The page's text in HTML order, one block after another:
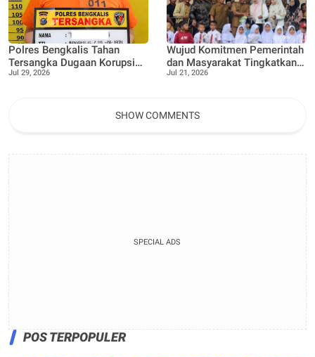
Polres Bengkalis Tahan
Tersangka Dugaan Korupsi
Dana Satpol PP TA 2021–
Jul 29, 2026
Wujud Komitmen Pemerintah
dan Masyarakat Tingkatkan
Akses Pendidikan, Gedung
Jul 21, 2026
SHOW COMMENTS
SPECIAL ADS
POS TERPOPULER